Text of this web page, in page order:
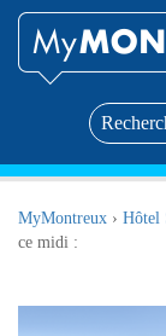
MyMontreux › Hôtel
ce midi :